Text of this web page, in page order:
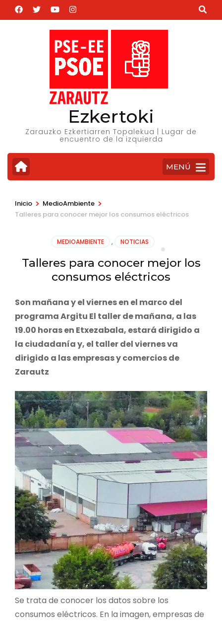
Saltar
al
Ezkertoki
Zarauzko Ezkertiarren Topalekua | Lugar de
encuentro de la izquierda
MENÚ
Inicio > MedioAmbiente >
Talleres para conocer mejor los consumos eléctricos
MEDIOAMBIENTE , NOTICIAS
Talleres para conocer mejor los
consumos eléctricos
Son mañana y el viernes en el marco del
programa Argitu El taller de mañana, a las
19.00 horas en Etxezabala, estará dirigido a
la ciudadanía y, el taller del viernes va
dirigido a las empresas y comercios de
Zarautz
Se trata de conocer los datos sobre los
consumos eléctricos. En la imagen, empresas de